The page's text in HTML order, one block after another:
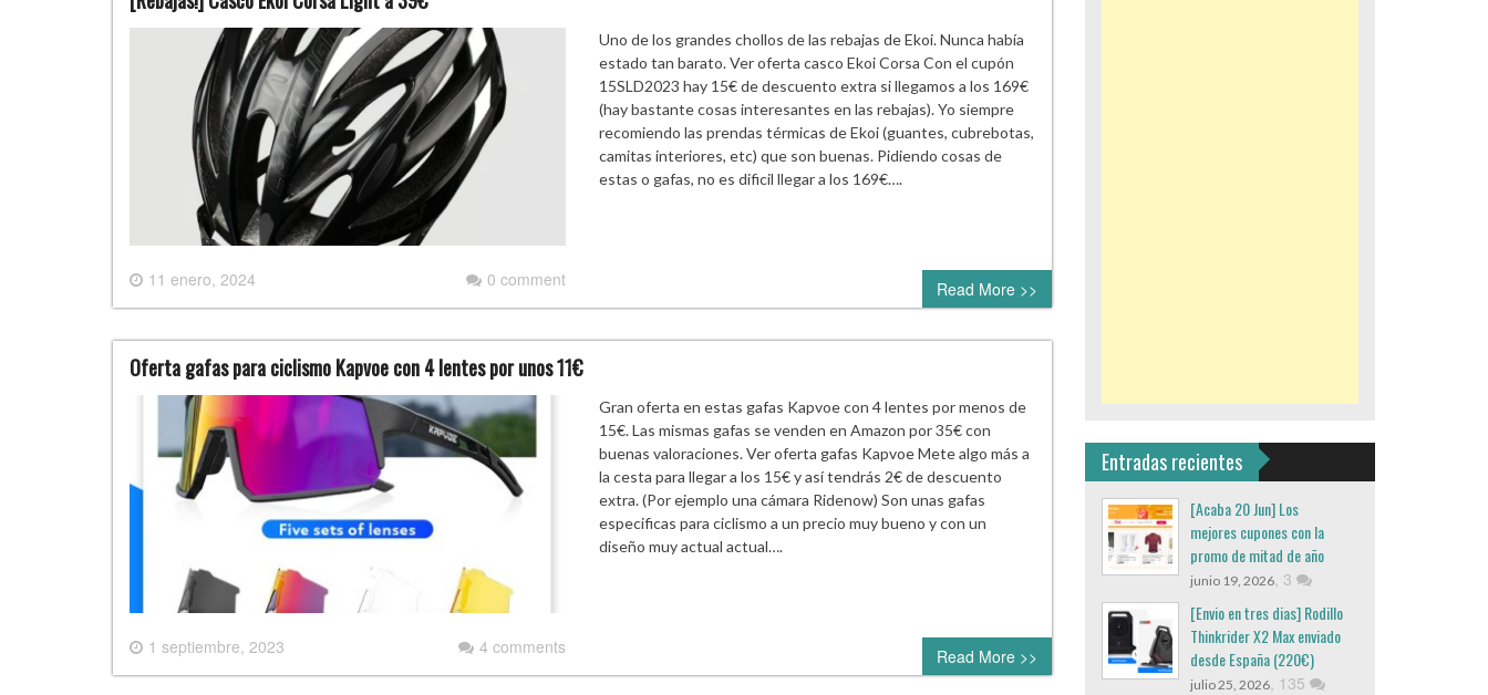
11 enero, 2024 0 comment
Uno de los grandes chollos de las rebajas de Ekoi. Nunca había
estado tan barato. Ver oferta casco Ekoi Corsa Con el cupón
15SLD2023 hay 15€ de descuento extra si llegamos a los 169€
(hay bastante cosas interesantes en las rebajas). Yo siempre
recomiendo las prendas térmicas de Ekoi (guantes, cubrebotas,
camitas interiores, etc) que son buenas. Pidiendo cosas de
estas o gafas, no es dificil llegar a los 169€….
Read More >>
Oferta gafas para ciclismo Kapvoe con 4 lentes por unos 11€
1 septiembre, 2023 4 comments
Gran oferta en estas gafas Kapvoe con 4 lentes por menos de
15€. Las mismas gafas se venden en Amazon por 35€ con
buenas valoraciones. Ver oferta gafas Kapvoe Mete algo más a
la cesta para llegar a los 15€ y así tendrás 2€ de descuento
extra. (Por ejemplo una cámara Ridenow) Son unas gafas
especificas para ciclismo a un precio muy bueno y con un
diseño muy actual actual….
Read More >>
Entradas recientes
[Acaba 20 Jun] Los
mejores cupones con la
promo de mitad de año
junio 19, 2026, 3
[Envio en tres dias] Rodillo
Thinkrider X2 Max enviado
desde España (220€)
julio 25, 2026, 135